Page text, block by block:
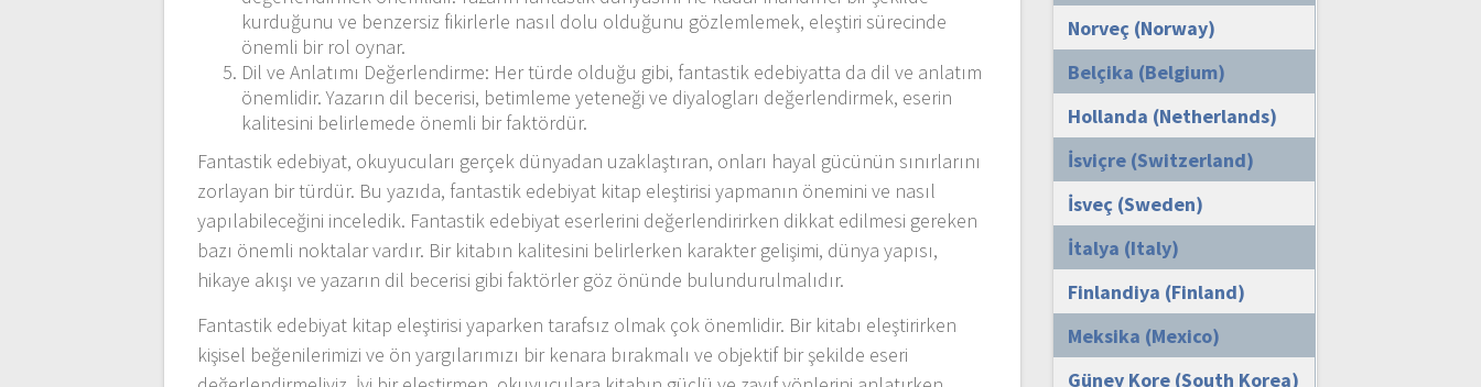
kurduğunu ve benzersiz fikirlerle nasıl dolu olduğunu gözlemlemek, eleştiri sürecinde
önemli bir rol oynar.
Dil ve Anlatımı Değerlendirme: Her türde olduğu gibi, fantastik edebiyatta da dil ve anlatım
önemlidir. Yazarın dil becerisi, betimleme yeteneği ve diyalogları değerlendirmek, eserin
kalitesini belirlemede önemli bir faktördür.
Fantastik edebiyat, okuyucuları gerçek dünyadan uzaklaştıran, onları hayal gücünün sınırlarını
zorlayan bir türdür. Bu yazıda, fantastik edebiyat kitap eleştirisi yapmanın önemini ve nasıl
yapılabileceğini inceledik. Fantastik edebiyat eserlerini değerlendirirken dikkat edilmesi gereken
bazı önemli noktalar vardır. Bir kitabın kalitesini belirlerken karakter gelişimi, dünya yapısı,
hikaye akışı ve yazarın dil becerisi gibi faktörler göz önünde bulundurulmalıdır.
Fantastik edebiyat kitap eleştirisi yaparken tarafsız olmak çok önemlidir. Bir kitabı eleştirirken
kişisel beğenilerimizi ve ön yargılarımızı bir kenara bırakmalı ve objektif bir şekilde eseri
Norveç (Norway)
Belçika (Belgium)
Hollanda (Netherlands)
İsviçre (Switzerland)
İsveç (Sweden)
İtalya (Italy)
Finlandiya (Finland)
Meksika (Mexico)
Güney Kore (South Korea)